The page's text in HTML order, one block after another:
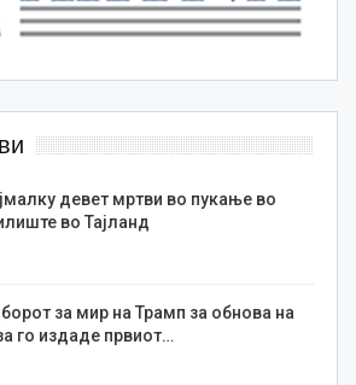
девет мртви во пукање во
во Тајланд
за мир на Трамп за обнова на
го издаде првиот…